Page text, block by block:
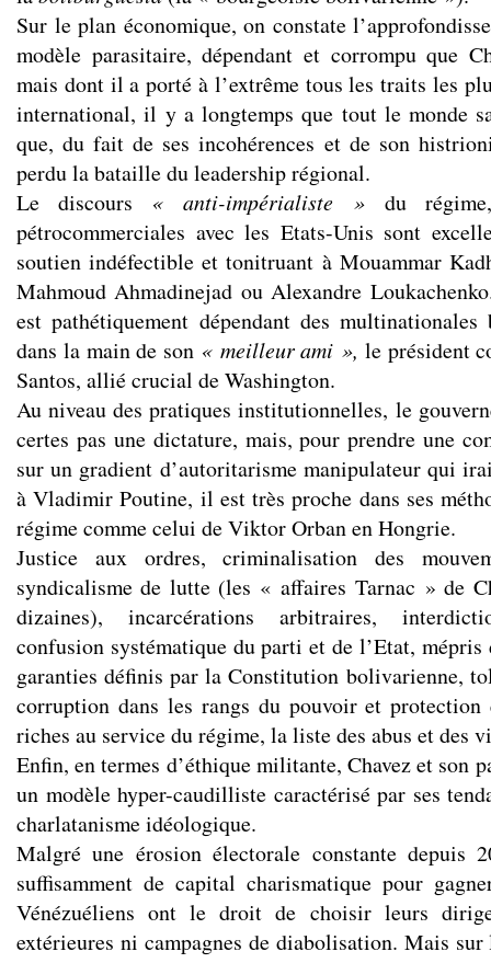
Sur le plan économique, on constate
modèle parasitaire, dépendant et corrompu que
mais dont il a porté à l’extrême tous les traits les
international, il y a longtemps que tout le monde
que, du fait de ses incohérences et de son
perdu la bataille du leadership régional.
Le discours « anti-impérialiste » du
pétrocommerciales avec les Etats-Unis sont
soutien indéfectible et tonitruant à Mouammar
Mahmoud Ahmadinejad ouAlexandre Loukachenko
est pathétiquement dépendant des
dans la main de son « meilleur ami », le président
Santos, allié crucial de Washington.
Au niveau des pratiques institutionnelles, le
certes pas une dictature, mais, pourprendre une
sur un gradient d’autoritarisme manipulateur qui
à Vladimir Poutine, il est très proche dans ses
régime comme celui de Viktor Orban enHongrie.
Justice aux ordres, criminalisation des
syndicalisme de lutte (les « affaires Tarnac » de
dizaines), incarcérations arbitraires,
confusion systématique du parti et de l’Etat, mépris
garanties définis par la Constitution bolivarienne,
corruption dans les rangs du pouvoiret protection
riches au service du régime, la liste des abus et des
Enfin, en termes d’éthique militante, Chavez et son
un modèle hyper-caudilliste caractérisé par ses
charlatanisme idéologique.
Malgré une érosion électorale constante depuis
suffisamment de capital charismatique pour
Vénézuéliens ont le droit de choisirleurs
extérieures ni campagnes de diabolisation. Mais